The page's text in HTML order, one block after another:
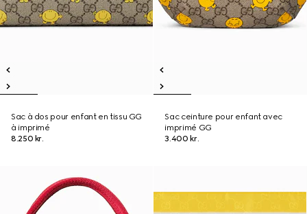
Sac à dos pour enfant en tissu GG
à imprimé
8.250 kr.
Sac ceinture pour enfant avec
imprimé GG
3.400 kr.